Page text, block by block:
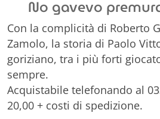
No gavevo
Con la complicità di Roberto
Zamolo, la storia di Paolo
goriziano, tra i più forti
sempre.
Acquistabile telefonando al
20,00 + costi di spedizione.